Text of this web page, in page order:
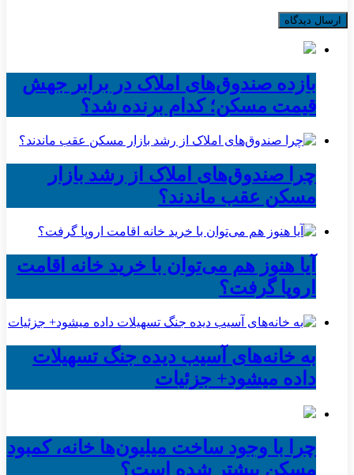
بازده صندوق‌های املاک در برابر جهش
قیمت مسکن؛ کدام برنده شد؟
چرا صندوق‌های املاک از رشد بازار
مسکن عقب ماندند؟
آیا هنوز هم می‌توان با خرید خانه اقامت
اروپا گرفت؟
به خانه‌های آسیب دیده جنگ تسهیلات
داده میشود+ جزئیات
چرا با وجود ساخت میلیون‌ها خانه، کمبود
مسکن بیشتر شده است؟